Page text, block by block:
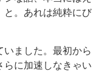
と。あれは純粋にび
ました。最初から
らに加速しなきゃい